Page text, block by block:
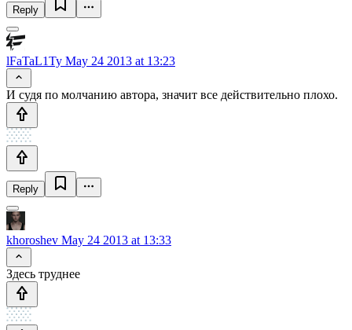
Reply
lFaTaL1Ty May 24 2013 at 13:23
И судя по молчанию автора, значит все действительно плохо.
Reply
khoroshev May 24 2013 at 13:33
Здесь труднее